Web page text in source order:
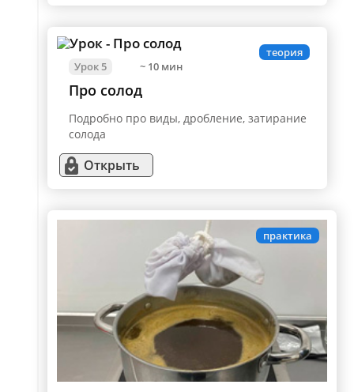
теория
Урок 5
~ 10 мин
Про солод
Подробно про виды, дробление, затирание
солода
Открыть
практика